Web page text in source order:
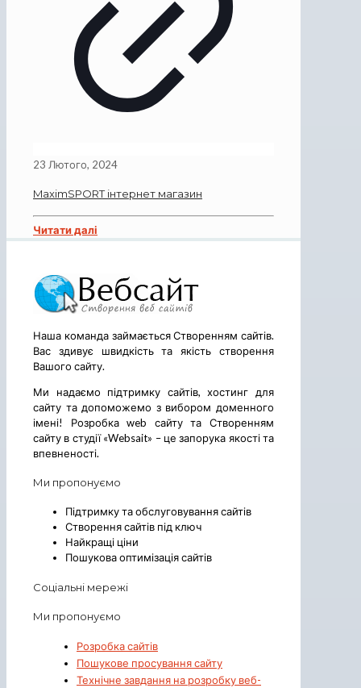
23 Лютого, 2024
MaximSPORT інтернет магазин
Читати далі
Наша команда займається Створенням сайтів.
Вас здивує швидкість та якість створення
Вашого сайту.
Ми надаємо підтримку сайтів, хостинг для
сайту та допоможемо з вибором доменного
імені! Розробка web сайту та Створенням
сайту в студії «Websait» – це запорука якості та
впевненості.
Ми пропонуємо
Підтримку та обслуговування сайтів
Створення сайтів під ключ
Найкращі ціни
Пошукова оптимізація сайтів
Соціальні мережі
Ми пропонуємо
Розробка сайтів
Пошукове просування сайту
Технічне завдання на розробку веб-